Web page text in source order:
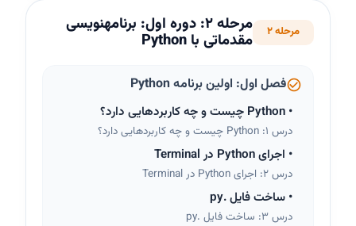
مرحله 2 مرحله2
: دوره اول: برنامهنویسی
مقدماتی با Python
فصل اول: اولین برنامه Python
• Python چیست و چه کاربردهایی دارد؟
درس 1: Python چیست و چه کاربردهایی دارد؟
• اجرای Python در Terminal
درس 2: اجرای Python در Terminal
• ساخت فایل .py
درس 3: ساخت فایل .py